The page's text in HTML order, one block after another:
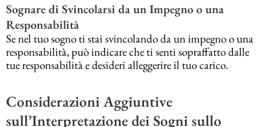
Sognare di Svincolarsi da un Impegno o una
Responsabilità
Se nel tuo sogno ti stai svincolando da un impegno o una
responsabilità, può indicare che ti senti sopraffatto dalle
tue responsabilità e desideri alleggerire il tuo carico.
Considerazioni Aggiuntive
sull’Interpretazione dei Sogni sullo